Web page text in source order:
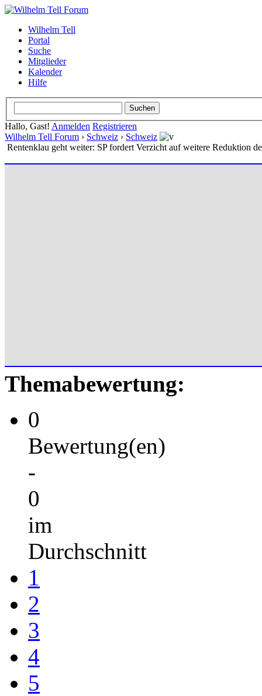
Wilhelm Tell
Portal
Suche
Mitglieder
Kalender
Hilfe
Hallo, Gast! Anmelden Registrieren
Wilhelm Tell Forum › Schweiz › Schweiz
Rentenklau geht weiter: SP fordert Verzicht auf weitere Reduktion
Themabewertung:
0
Bewertung(en)
-
0
im
Durchschnitt
1
2
3
4
5